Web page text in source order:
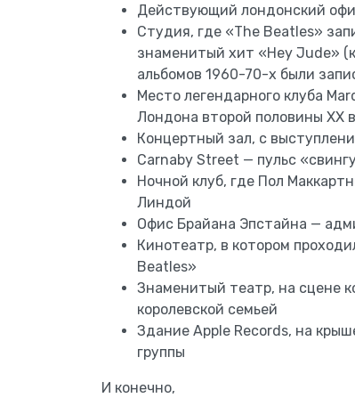
Действующий лондонский
Студия, где «The Beatles»
знаменитый хит «Hey Jude»
альбомов 1960-70-х были
Место легендарного клуба
Лондона второй половины XX
Концертный зал, с
Carnaby Street — пульс
Ночной клуб, где Пол
Линдой
Офис Брайана Эпстайна —
Кинотеатр, в котором
Beatles»
Знаменитый театр, на сцене
королевской семьей
Здание Apple Records, на
группы
И конечно,